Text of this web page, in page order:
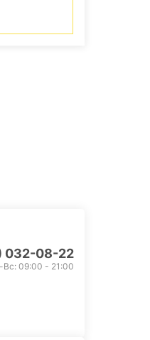
032-08-22
Вс: 09:00 - 21:00